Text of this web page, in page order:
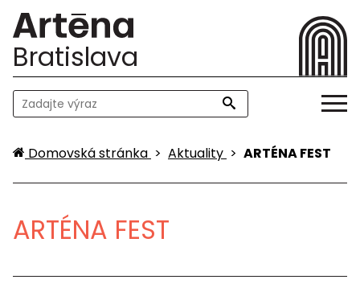
Bratislava
Domovská stránka > Aktuality > ARTÉNA FEST
ARTÉNA FEST